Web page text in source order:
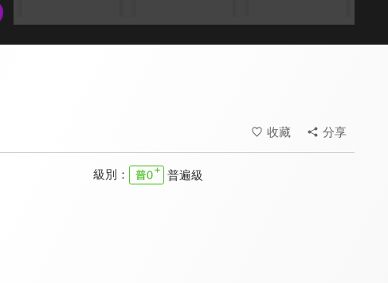
收藏 分享
級別： 普遍級